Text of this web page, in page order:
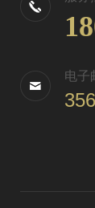
电子